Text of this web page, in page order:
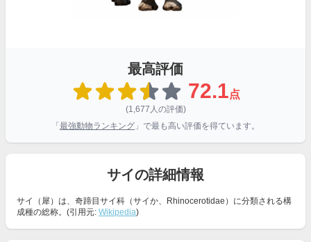
最高評価
72.1点
(1,677人の評価)
「 最強動物ランキング 」で最も高い評価を得ています。
サイの詳細情報
サイ（犀）は、奇蹄目サイ科（サイか、Rhinocerotidae）に分類される構
成種の総称。(引用元: Wikipedia)